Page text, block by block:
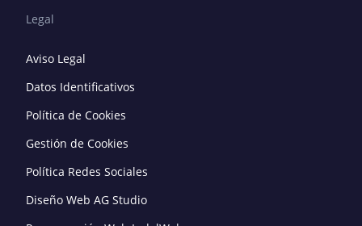
Legal
Aviso Legal
Datos Identificativos
Política de Cookies
Gestión de Cookies
Política Redes Sociales
Diseño Web AG Studio